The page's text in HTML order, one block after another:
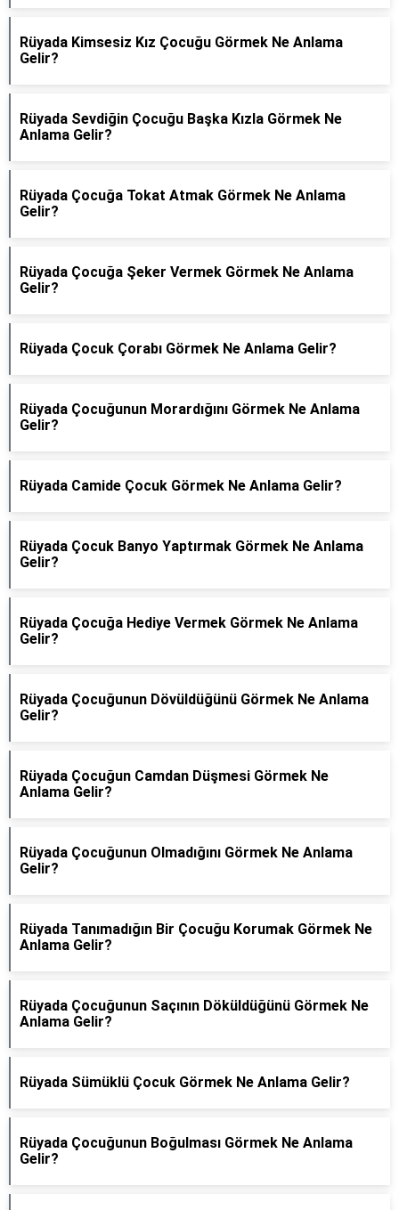
Rüyada Kimsesiz Kız Çocuğu Görmek Ne Anlama
Gelir?
Rüyada Sevdiğin Çocuğu Başka Kızla Görmek Ne
Anlama Gelir?
Rüyada Çocuğa Tokat Atmak Görmek Ne Anlama
Gelir?
Rüyada Çocuğa Şeker Vermek Görmek Ne Anlama
Gelir?
Rüyada Çocuk Çorabı Görmek Ne Anlama Gelir?
Rüyada Çocuğunun Morardığını Görmek Ne Anlama
Gelir?
Rüyada Camide Çocuk Görmek Ne Anlama Gelir?
Rüyada Çocuk Banyo Yaptırmak Görmek Ne Anlama
Gelir?
Rüyada Çocuğa Hediye Vermek Görmek Ne Anlama
Gelir?
Rüyada Çocuğunun Dövüldüğünü Görmek Ne Anlama
Gelir?
Rüyada Çocuğun Camdan Düşmesi Görmek Ne
Anlama Gelir?
Rüyada Çocuğunun Olmadığını Görmek Ne Anlama
Gelir?
Rüyada Tanımadığın Bir Çocuğu Korumak Görmek Ne
Anlama Gelir?
Rüyada Çocuğunun Saçının Döküldüğünü Görmek Ne
Anlama Gelir?
Rüyada Sümüklü Çocuk Görmek Ne Anlama Gelir?
Rüyada Çocuğunun Boğulması Görmek Ne Anlama
Gelir?